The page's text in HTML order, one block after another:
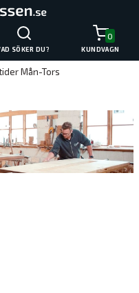
SÖKER DU?
0
KUNDVAGN
Mån-Tors